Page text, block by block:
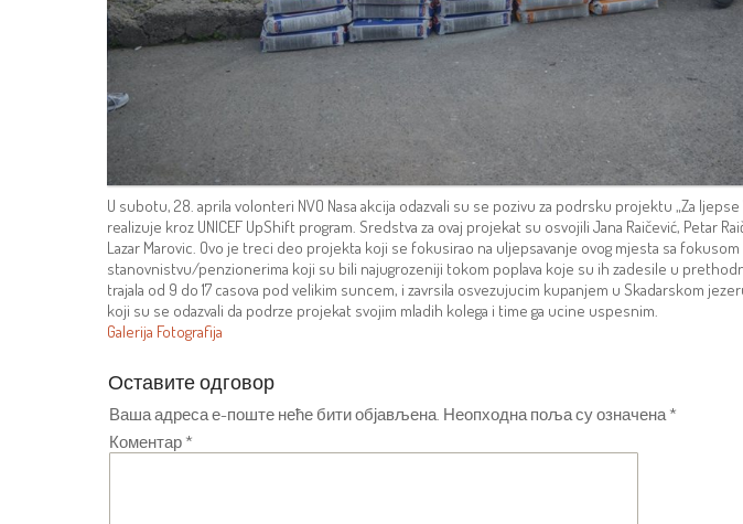
U subotu, 28. aprila volonteri NVO Nasa akcija odazvali su se pozivu za podrsku projektu „Za
realizuje kroz UNICEF UpShift program. Sredstva za ovaj projekat su osvojili Jana Raičević, Petar
Lazar Marovic. Ovo je treci deo projekta koji se fokusirao na uljepsavanje ovog mjesta sa
stanovnistvu/penzionerima koji su bili najugrozeniji tokom poplava koje su ih zadesile u
trajala od 9 do 17 casova pod velikim suncem, i zavrsila osvezujucim kupanjem u Skadarskom
koji su se odazvali da podrze projekat svojim mladih kolega i time ga ucine uspesnim.
Galerija Fotografija
Оставите одговор
Ваша адреса е-поште неће бити објављена. Неопходна поља су означена*
Коментар *